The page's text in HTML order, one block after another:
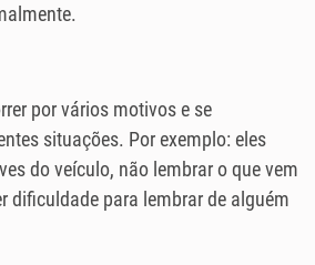
por vários motivos e se
situações. Por exemplo: eles
do veículo, não lembrar o que vem
dificuldade para lembrar de alguém